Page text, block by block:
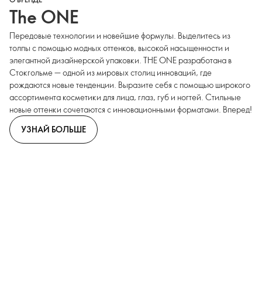
The ONE
Передовые технологии и новейшие формулы. Выделитесь из
толпы с помощью модных оттенков, высокой насыщенности и
элегантной дизайнерской упаковки. THE ONE разработана в
Стокгольме — одной из мировых столиц инноваций, где
рождаются новые тенденции. Выразите себя с помощью широкого
ассортимента косметики для лица, глаз, губ и ногтей. Стильные
новые оттенки сочетаются с инновационными форматами. Вперед!
УЗНАЙ БОЛЬШЕ